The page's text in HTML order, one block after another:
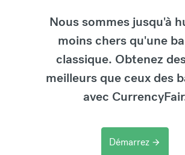
Nous sommes jusqu'à
moins chers qu'une
classique. Obtenez
meilleurs que ceux des
avec
Démarrez arrow_forward